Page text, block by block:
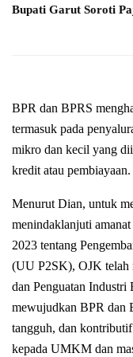
Bupati Garut Soroti
BPR dan BPRS
termasuk pada
mikro dan kecil yang
kredit atau pembiayaan.
Menurut Dian, untuk
menindaklanjuti
2023 tentang
(UU P2SK), OJK telah
dan Penguatan
mewujudkan BPR dan
tangguh, dan
kepada UMKM dan